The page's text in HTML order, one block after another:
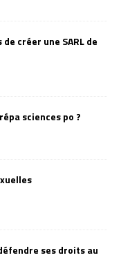
créer une SARL de
sciences po ?
ses droits au